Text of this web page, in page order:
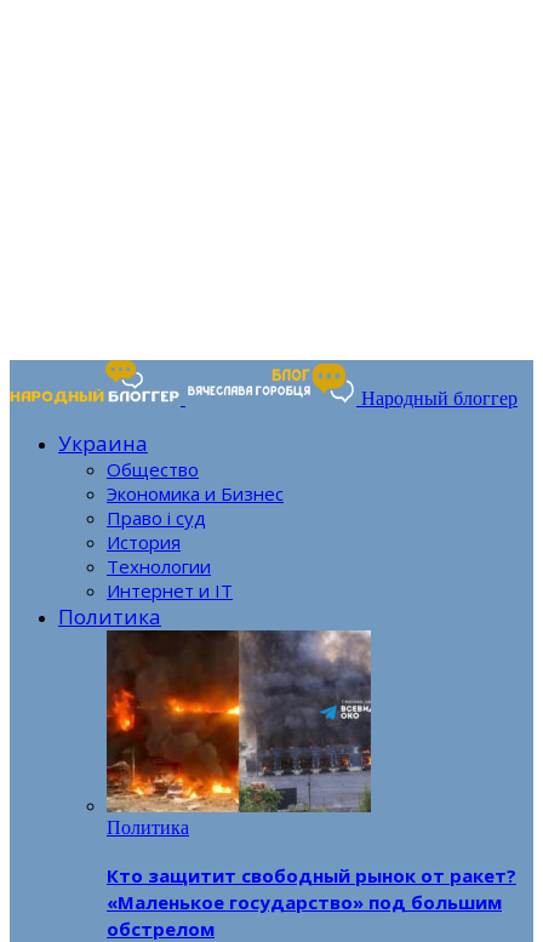
Народный блоггер
Украина
Общество
Экономика и Бизнес
Право і суд
История
Технологии
Интернет и IT
Политика
Политика
Кто защитит свободный рынок от ракет?
«Маленькое государство» под большим
обстрелом